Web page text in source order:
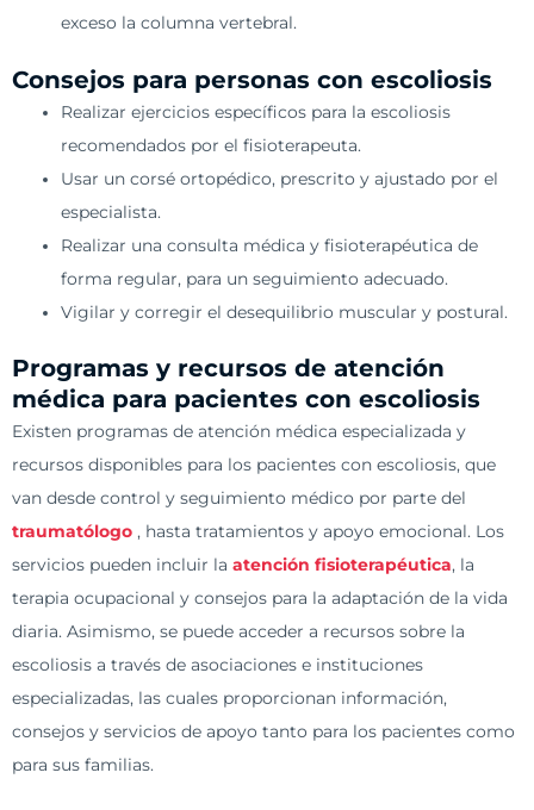
exceso la columna vertebral.
Consejos para personas con escoliosis
Realizar ejercicios específicos para la escoliosis
recomendados por el fisioterapeuta.
Usar un corsé ortopédico, prescrito y ajustado por el
especialista.
Realizar una consulta médica y fisioterapéutica de
forma regular, para un seguimiento adecuado.
Vigilar y corregir el desequilibrio muscular y postural.
Programas y recursos de atención
médica para pacientes con escoliosis
Existen programas de atención médica especializada y
recursos disponibles para los pacientes con escoliosis, que
van desde control y seguimiento médico por parte del
traumatólogo , hasta tratamientos y apoyo emocional. Los
servicios pueden incluir la atención fisioterapéutica, la
terapia ocupacional y consejos para la adaptación de la vida
diaria. Asimismo, se puede acceder a recursos sobre la
escoliosis a través de asociaciones e instituciones
especializadas, las cuales proporcionan información,
consejos y servicios de apoyo tanto para los pacientes como
para sus familias.